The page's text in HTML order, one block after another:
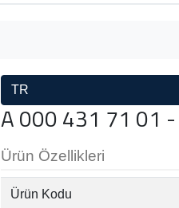
TR
A 000 431 71 01
Ürün Özellikleri
Ürün Kodu